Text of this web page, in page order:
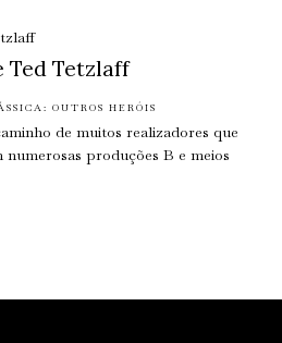
Ted Tetzlaff
OUTROS HERÓIS
de muitos realizadores que
produções B e meios